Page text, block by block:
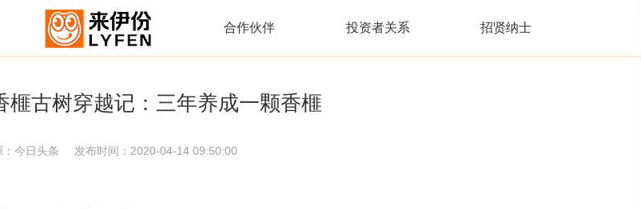
合作伙伴 投资者关系 招贤纳士
榧古树穿越记：三年养成一颗香榧
今日头条 发布时间： 2020-04-14 09:50:00